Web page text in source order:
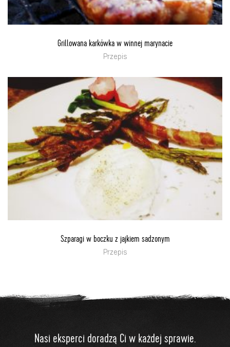
Grillowana karkówka w winnej marynacie
Przepis
Szparagi w boczku z jajkiem sadzonym
Przepis
Nasi eksperci doradzą Ci w każdej sprawie.